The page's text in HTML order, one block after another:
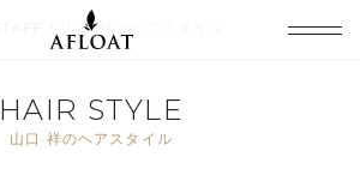
山口 祥のヘアスタイル
HAIR STYLE
山口 祥のヘアスタイル